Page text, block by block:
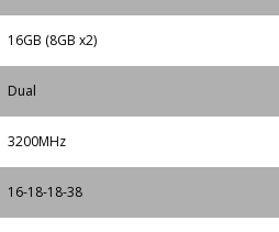
16GB (8GB x2)
Dual
3200MHz
16-18-18-38